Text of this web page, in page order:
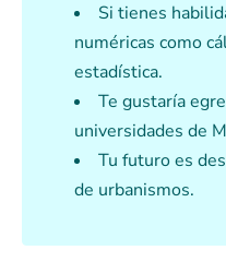
Si tienes
numéricas como
estadística.
Te gustaría
universidades de
Tu futuro es
de urbanismos.